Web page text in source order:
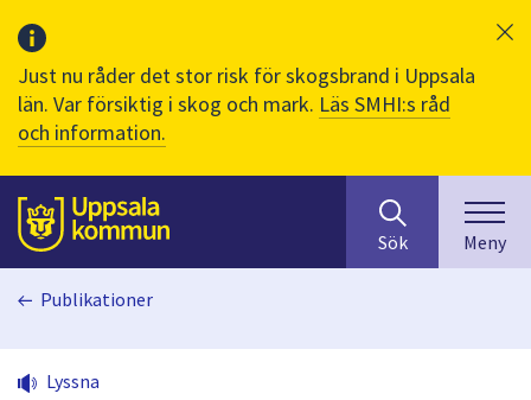
Just nu råder det stor risk för skogsbrand i Uppsala
län. Var försiktig i skog och mark. Läs SMHI:s råd
och information.
Till sidans
huvudinnehåll
efter
innehåll
på
Sök Meny
Publikationer
Lyssna